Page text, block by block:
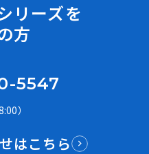
リーズを
方
5547
）
はこちら